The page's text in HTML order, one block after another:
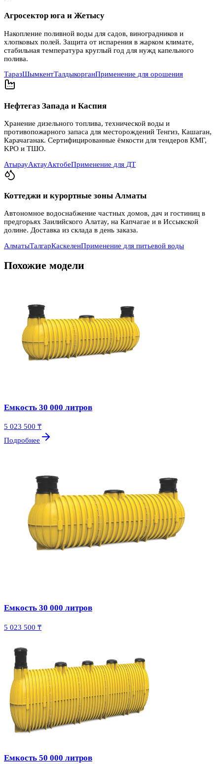
Агросектор юга и Жетысу
Накопление поливной воды для садов, виноградников и
хлопковых полей. Защита от испарения в жарком климате,
стабильная температура круглый год для нужд капельного
полива.
ТаразШымкентТалдыкорганПрименение для орошения
Нефтегаз Запада и Каспия
Хранение дизельного топлива, технической воды и
противопожарного запаса для месторождений Тенгиз, Кашаган,
Карачаганак. Сертифицированные ёмкости для тендеров КМГ,
KPO и ТШО.
АтырауАктауАктобеПрименение для ДТ
Коттеджи и курортные зоны Алматы
Автономное водоснабжение частных домов, дач и гостиниц в
предгорьях Заилийского Алатау, на Капчагае и в Иссыкской
долине. Доставка из склада в день заказа.
АлматыТалгарКаскеленПрименение для питьевой воды
Похожие модели
Емкость 30 000 литров
5 023 500 ₸
Подробнее
Емкость 30 000 литров
5 023 500 ₸
Емкость 50 000 литров